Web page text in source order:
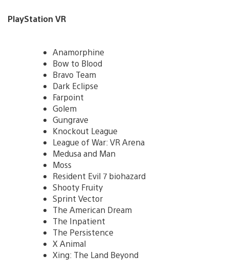
PlayStation VR
Anamorphine
Bow to Blood
Bravo Team
Dark Eclipse
Farpoint
Golem
Gungrave
Knockout League
League of War: VR Arena
Medusa and Man
Moss
Resident Evil 7 biohazard
Shooty Fruity
Sprint Vector
The American Dream
The Inpatient
The Persistence
X Animal
Xing: The Land Beyond